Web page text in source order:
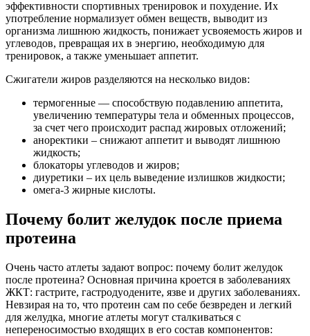
эффективности спортивных тренировок и похудение. Их
употребление нормализует обмен веществ, выводит из
организма лишнюю жидкость, понижает усвояемость жиров и
углеводов, превращая их в энергию, необходимую для
тренировок, а также уменьшает аппетит.
Сжигатели жиров разделяются на несколько видов:
термогенные — способствую подавлению аппетита,
увеличению температуры тела и обменных процессов,
за счет чего происходит распад жировых отложений;
аноректики – снижают аппетит и выводят лишнюю
жидкость;
блокаторы углеводов и жиров;
диуретики – их цель выведение излишков жидкости;
омега-3 жирные кислоты.
Почему болит желудок после приема
протеина
Очень часто атлеты задают вопрос: почему болит желудок
после протеина? Основная причина кроется в заболеваниях
ЖКТ: гастрите, гастродуодените, язве и других заболеваниях.
Невзирая на то, что протеин сам по себе безвреден и легкий
для желудка, многие атлеты могут сталкиваться с
непереносимостью входящих в его состав компонентов: